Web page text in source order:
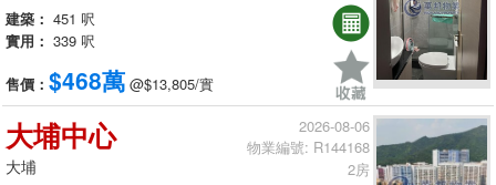
建築： 451 呎
實用： 339 呎
售價： $468萬 @$13,805/實
大埔中心
大埔
2026-08-06
物業編號: R144168
2房